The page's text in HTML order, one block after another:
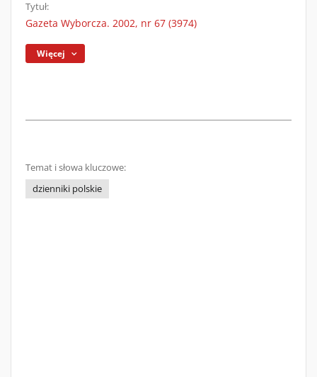
Tytuł:
Gazeta Wyborcza. 2002, nr 67 (3974)
Więcej
Temat i słowa kluczowe:
dzienniki polskie